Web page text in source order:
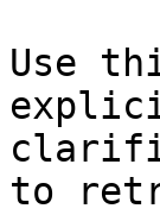
Use